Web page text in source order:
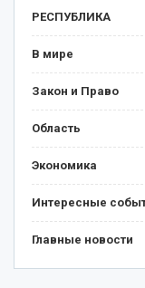
РЕСПУБЛИКА
В мире
Закон и Право
Область
Экономика
Интересные
Главные новости